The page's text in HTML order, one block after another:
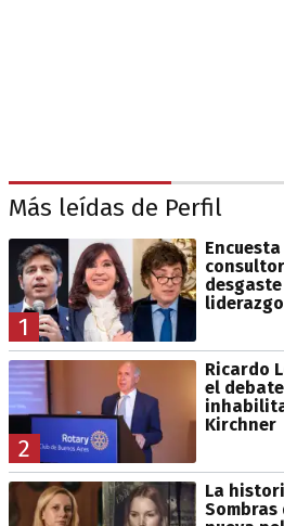
Más leídas de Perfil
1
2
Ricardo
el
Kirchner
La
Sombras